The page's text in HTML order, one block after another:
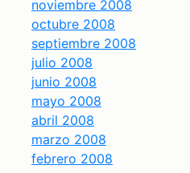
noviembre 2008
octubre 2008
septiembre 2008
julio 2008
junio 2008
mayo 2008
abril 2008
marzo 2008
febrero 2008